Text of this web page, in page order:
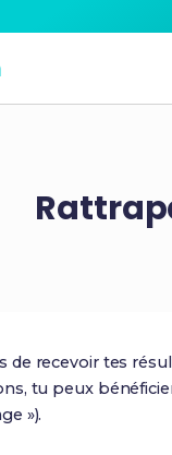
de recevoir tes
tu peux
»).